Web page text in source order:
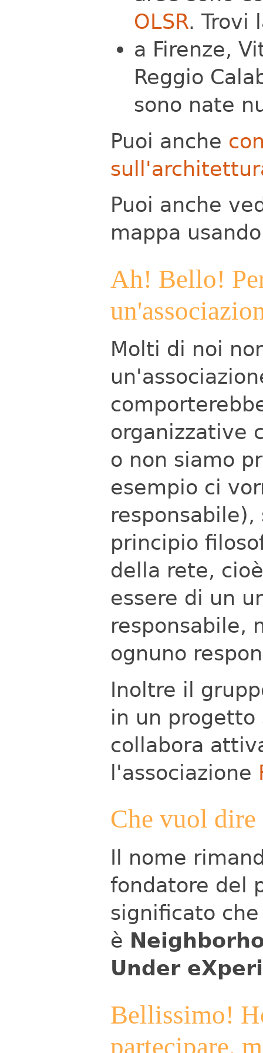
OLSR. Trovi
a Firenze,
Reggio
sono nate
Puoi anche
Puoi anche
mappa
Ah! Bello!
Molti di noi
organizzative
o non siamo
esempio ci
principio
della rete,
essere di un
responsabile,
ognuno
Inoltre il
in un progetto
collabora
l'associazione
Che vuol
Il nome
fondatore del
significato
è
Under
Bellissimo!
partecipare,